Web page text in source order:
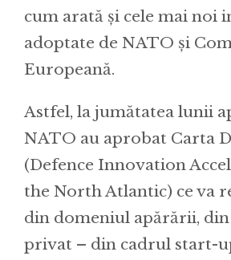
cum arată și cele mai noi
adoptate de NATO și
Europeană.
Astfel, la jumătatea lunii
NATO au aprobat Carta
(Defence Innovation
the North Atlantic) ce va
din domeniul apărării,
privat – din cadrul start-